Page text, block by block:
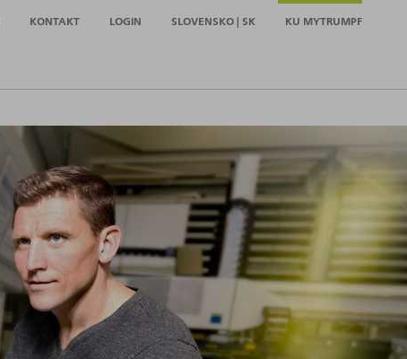
KONTAKT LOGIN SLOVENSKO | SK KU MYTRUMPF